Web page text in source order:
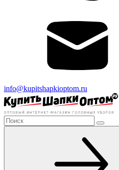
info@kupitshapkioptom.ru